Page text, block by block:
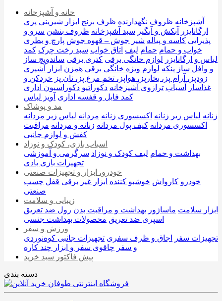
خانه و آشپزخانه
آشپزخانه ظروف نگهدارنده ظرف برنج ابزار شیرینی پزی
ارگانایزر
آبکش و آبگیر سبد آشپزخانه ظروف بنشن سرو و
پذیرایی کاسه و پیاله شیر جوش – قهوه جوش پارچ و بطری
خواب و حمام حمام لیف اتاق خواب سبد رخت چرک کمد
لباس و ارگانایزر لوازم خانگی برقی کتری برقی ساندویچ ساز
و وافل ساز پنکه لوازم ویژه خانگی برقی همزن ابزار آشپزی
زودپز، آرام پز، بخارپز، هواپز، تخم مرغ پز، نان پز خردکن و
غذاساز
آسیاب ترازوی آشپزخانه دکوراتیو دکوراسیون اداری
کمد فایل و قفسه اداری آویز لباس
مد و پوشاک
زنانه لباس زیر زنانه اکسسوری زنانه مردانه لباس زیر مردانه
اکسسوری مردانه کیف پول مردانه زنانه و مردانه مراقبت
کفش و لوازم جانبی
اسباب بازی، کودک و نوزاد
بهداشت و حمام لیف کودک و نوزاد سرگرمی و آموزشی
تجهیزات بازی بادی
خودرو، ابزار و تجهیزات صنعتی
خودرو کارواش خوشبو کننده ابزار غیر برقی قفل چسب
صنعتی
زیبایی و سلامت
ابزار سلامت ماساژور بهداشت و مراقبت بدن رول ضد تعریق
اسپری ضد تعریق محصولات بهداشت جنسی
ورزش و سفر
تجهیزات سفر
اجاق و ظرف سفری تجهیزات جانبی کوه‌نوردی
و سفر چاقوی سفر و ابزار چند کاره
پیش فاکتور سبد خرید
دسته بندی